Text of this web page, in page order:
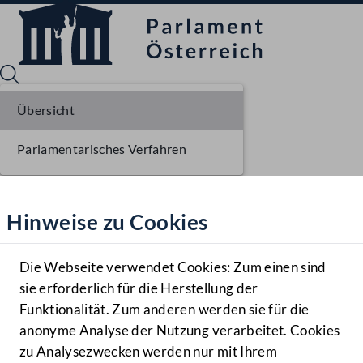
Hilfe
Benutzer
Navigationsmenü öffnen
MENÜ
Hinweise zu Cookies
Die Webseite verwendet Cookies: Zum einen sind
sie erforderlich für die Herstellung der
Funktionalität. Zum anderen werden sie für die
anonyme Analyse der Nutzung verarbeitet. Cookies
zu Analysezwecken werden nur mit Ihrem
Übersicht
Parlamentarisches Verfahren